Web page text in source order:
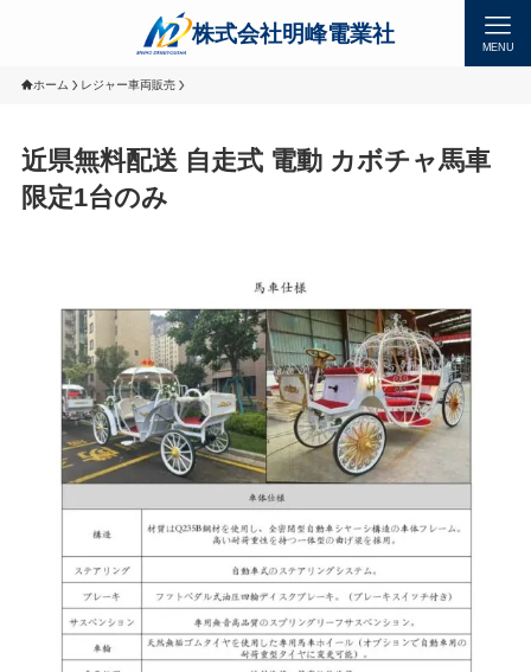
MENU
ホーム レジャー車両販売
近県無料配送 自走式 電動 カボチャ馬車
限定1台のみ